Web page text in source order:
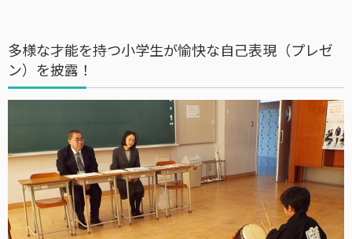
多様な才能を持つ小学生が愉快な自己表現（プレゼ
ン）を披露！